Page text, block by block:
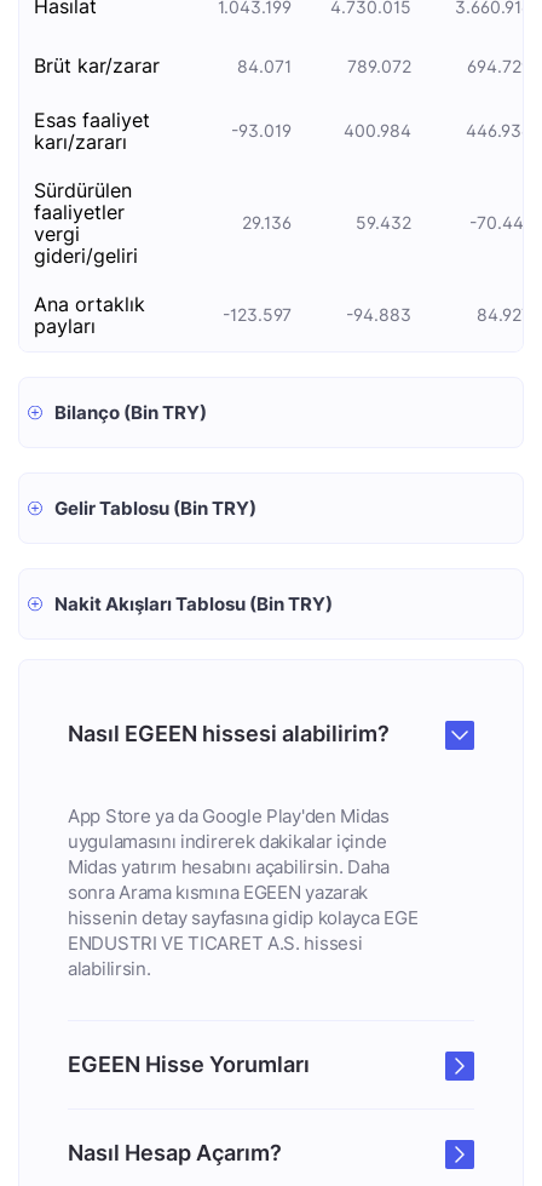
hasılat 1.043.199 4.730.015 3.660.916
brüt kar/zarar 84.071 789.072 694.729
esas faali̇yet
kari/zarari
-93.019 400.984 446.936
sürdürülen
faaliyetler
vergi
gideri/geliri
29.136 59.432 -70.441
ana ortaklık
payları
-123.597 -94.883 84.927
Bilanço (Bin TRY)
Gelir Tablosu (Bin TRY)
Nakit Akışları Tablosu (Bin TRY)
Nasıl EGEEN hissesi alabilirim?
App Store ya da Google Play'den Midas
uygulamasını indirerek dakikalar içinde
Midas yatırım hesabını açabilirsin. Daha
sonra Arama kısmına EGEEN yazarak
hissenin detay sayfasına gidip kolayca EGE
ENDUSTRI VE TICARET A.S. hissesi
alabilirsin.
EGEEN Hisse Yorumları
Nasıl Hesap Açarım?